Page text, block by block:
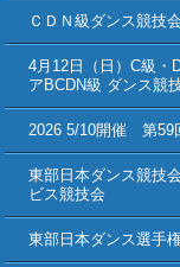
ＣＤＮ級ダンス競技会
4月12日（日）C級・
アBCDN級 ダンス競
2026 5/10開催 第59
東部日本ダンス競
ビス競技会
東部日本ダンス選